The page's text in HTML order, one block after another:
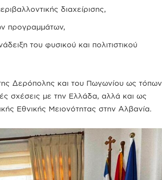
διαχείρισης,
προγραμμάτων,
του φυσικού και πολιτιστικού
Δερόπολης και του Πωγωνίου ως τόπων
σχέσεις με την Ελλάδα, αλλά και ως
Εθνικής Μειονότητας στην Αλβανία.